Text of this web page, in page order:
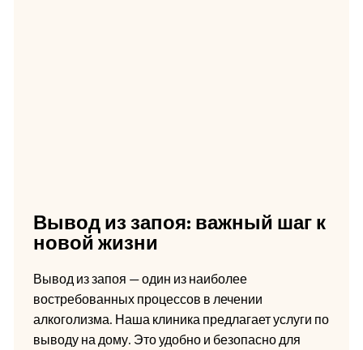
Вывод из запоя: важный шаг к
новой жизни
Вывод из запоя — один из наиболее
востребованных процессов в лечении
алкоголизма. Наша клиника предлагает услуги по
выводу на дому. Это удобно и безопасно для